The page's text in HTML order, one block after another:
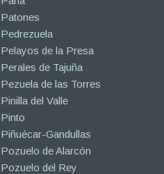
Patones
Pedrezuela
Pelayos de la Presa
Perales de Tajuña
Pezuela de las Torres
Pinilla del Valle
Pinto
Piñuécar-Gandullas
Pozuelo de Alarcón
Pozuelo del Rey